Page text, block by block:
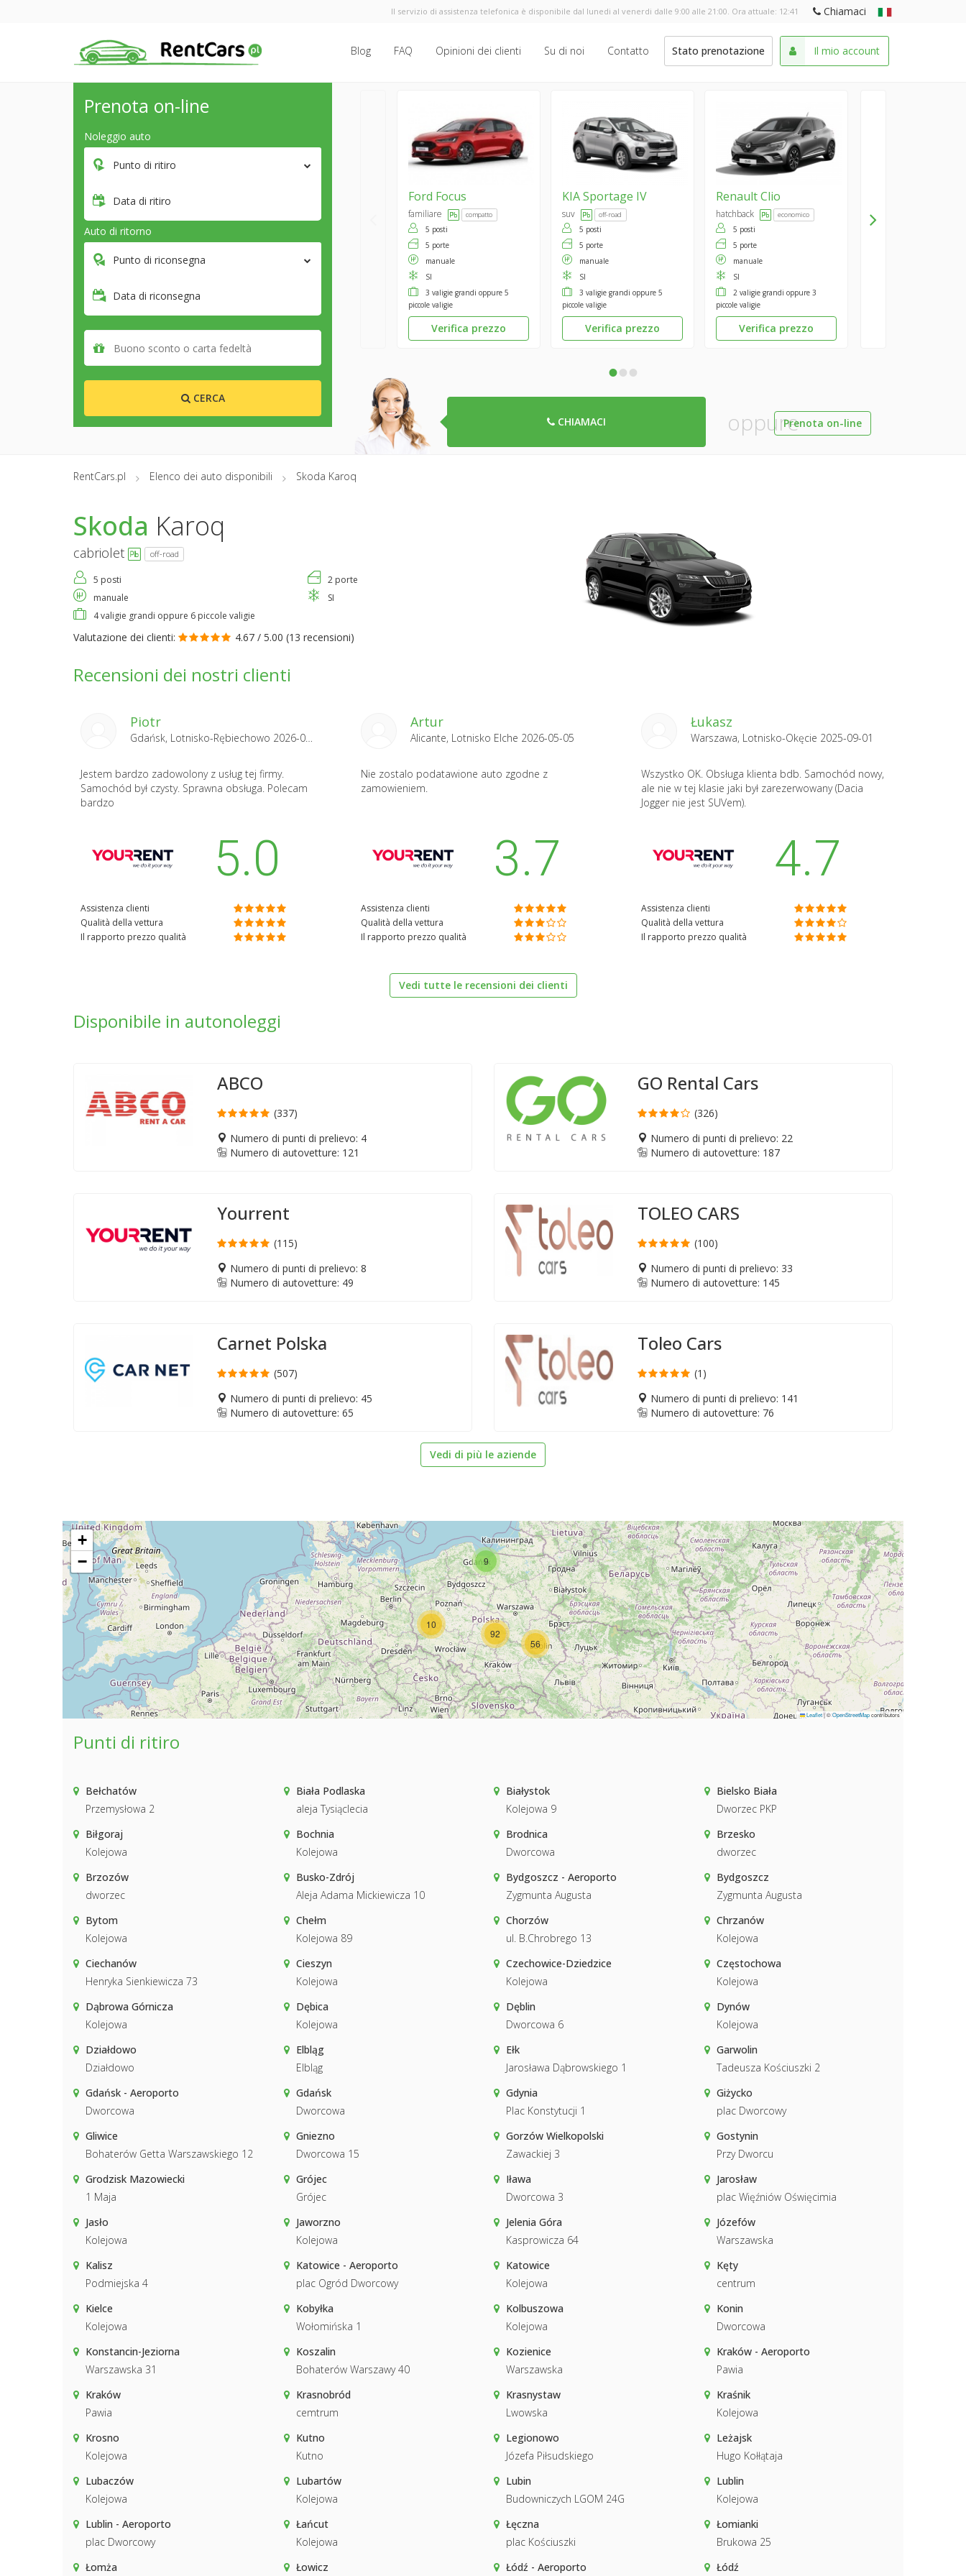
Il servizio di assistenza telefonica è disponibile dal lunedi al venerdi dalle 9:00 alle 21:00. Ora attuale: 12:41 Chiamaci
Blog FAQ Opinioni dei clienti Su di noi Contatto Stato prenotazione Il mio account
Prenota on-line
Noleggio auto
Punto di ritiro
Data di ritiro
Auto di ritorno
Punto di riconsegna
Data di riconsegna
CERCA
Ford Focus
familiare compatto
5 posti
5 porte
manuale
SI
3 valigie grandi oppure 5
piccole valigie
Verifica prezzo
KIASportage IV
suv off-road
5 posti
5 porte
manuale
SI
3 valigie grandi oppure 5
piccole valigie
Verifica prezzo
RenaultClio
hatchback economico
5 posti
5 porte
manuale
SI
2 valigie grandi oppure 3
piccole valigie
Verifica prezzo
•••
CHIAMACI oppurePrenota on-line
RentCars.pl Elenco dei auto disponibili Skoda Karoq
Skoda Karoq
cabriolet off-road
5 posti
2 porte
manuale
SI
4 valigie grandi oppure 6 piccole valigie
Valutazione dei clienti: 4.67 / 5.00 (13 recensioni)
Recensioni dei nostri clienti
Piotr
Jestem bardzo zadowolony z usług tej firmy.
Samochód był czysty. Sprawna obsługa. Polecam
bardzo
5.0
Assistenza clienti
Qualità della vettura
Il rapporto prezzo qualità
Artur
Alicante, Lotnisko Elche 2026-05-05
Nie zostalo podatawione auto zgodne z
zamowieniem.
3.7
Assistenza clienti
Qualità della vettura
Il rapporto prezzo qualità
Łukasz
Warszawa, Lotnisko-Okęcie 2025-09-01
Wszystko OK. Obsługa klienta bdb. Samochód nowy,
ale nie w tej klasie jaki był zarezerwowany (Dacia
Jogger nie jest SUVem).
4.7
Assistenza clienti
Qualità della vettura
Il rapporto prezzo qualità
Vedi tutte le recensioni dei clienti
Disponibile in autonoleggi
ABCO
(337)
Numero di punti di prelievo: 4
Numero di autovetture: 121
GO Rental Cars
(326)
Numero di punti di prelievo: 22
Numero di autovetture: 187
Yourrent
(115)
Numero di punti di prelievo: 8
Numero di autovetture: 49
TOLEO CARS
(100)
Numero di punti di prelievo: 33
Numero di autovetture: 145
Carnet Polska
(507)
Numero di punti di prelievo: 45
Numero di autovetture: 65
Toleo Cars
(1)
Numero di punti di prelievo: 141
Numero di autovetture: 76
Vedi di più le aziende
10
9
92
56
+
−
Leaflet|©OpenStreetMapcontributors
Punti di ritiro
Bełchatów
Przemysłowa 2
Biała Podlaska
aleja Tysiąclecia
Białystok
Kolejowa 9
Bielsko Biała
Dworzec PKP
Biłgoraj
Kolejowa
Bochnia
Kolejowa
Brodnica
Dworcowa
Brzesko
dworzec
Brzozów
dworzec
Busko-Zdrój
Aleja Adama Mickiewicza 10
Bydgoszcz - Aeroporto
Zygmunta Augusta
Bydgoszcz
Zygmunta Augusta
Bytom
Kolejowa
Chełm
Kolejowa 89
Chorzów
ul. B.Chrobrego 13
Chrzanów
Kolejowa
Ciechanów
Henryka Sienkiewicza 73
Cieszyn
Kolejowa
Czechowice-Dziedzice
Kolejowa
Częstochowa
Kolejowa
Dąbrowa Górnicza
Kolejowa
Dębica
Kolejowa
Dęblin
Dworcowa 6
Dynów
Kolejowa
Działdowo
Działdowo
Elbląg
Elbląg
Ełk
Jarosława Dąbrowskiego 1
Garwolin
Tadeusza Kościuszki 2
Gdańsk - Aeroporto
Dworcowa
Gdańsk
Dworcowa
Gdynia
Plac Konstytucji 1
Giżycko
plac Dworcowy
Gliwice
Bohaterów Getta Warszawskiego 12
Gniezno
Dworcowa 15
Gorzów Wielkopolski
Zawackiej 3
Gostynin
Przy Dworcu
Grodzisk Mazowiecki
1 Maja
Grójec
Grójec
Iława
Dworcowa 3
Jarosław
plac Więźniów Oświęcimia
Jasło
Kolejowa
Jaworzno
Kolejowa
Jelenia Góra
Kasprowicza 64
Józefów
Warszawska
Kalisz
Podmiejska 4
Katowice - Aeroporto
plac Ogród Dworcowy
Katowice
Kolejowa
Kęty
centrum
Kielce
Kolejowa
Kobyłka
Wołomińska 1
Kolbuszowa
Kolejowa
Konin
Dworcowa
Konstancin-Jeziorna
Warszawska 31
Koszalin
Bohaterów Warszawy 40
Kozienice
Warszawska
Kraków - Aeroporto
Pawia
Kraków
Pawia
Krasnobród
cemtrum
Krasnystaw
Lwowska
Kraśnik
Kolejowa
Krosno
Kolejowa
Kutno
Kutno
Legionowo
Józefa Piłsudskiego
Leżajsk
Hugo Kołłątaja
Lubaczów
Kolejowa
Lubartów
Kolejowa
Lubin
Budowniczych LGOM 24G
Lublin
Kolejowa
Lublin - Aeroporto
plac Dworcowy
Łańcut
Kolejowa
Łęczna
plac Kościuszki
Łomianki
Brukowa 25
Łomża
Łowicz Łódź - Aeroporto Łódź